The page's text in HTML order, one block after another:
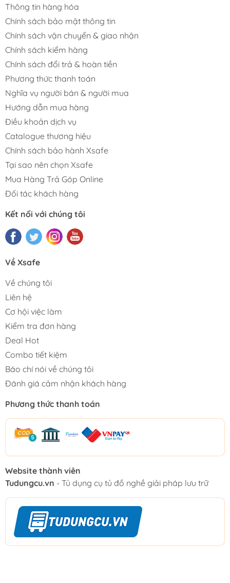
Thông tin hàng hóa
Chính sách bảo mật thông tin
Chính sách vận chuyển & giao nhận
Chính sách kiểm hàng
Chính sách đổi trả & hoàn tiền
Phương thức thanh toán
Nghĩa vụ người bán & người mua
Hướng dẫn mua hàng
Điều khoản dịch vụ
Catalogue thương hiệu
Chính sách bảo hành Xsafe
Tại sao nên chọn Xsafe
Mua Hàng Trả Góp Online
Đối tác khách hàng
Kết nối với chúng tôi
Về Xsafe
Về chúng tôi
Liên hệ
Cơ hội việc làm
Kiểm tra đơn hàng
Deal Hot
Combo tiết kiệm
Báo chí nói về chúng tôi
Đánh giá cảm nhận khách hàng
Phương thức thanh toán
Website thành viên
Tudungcu.vn - Tủ dụng cụ tủ đồ nghề giải pháp lưu trữ